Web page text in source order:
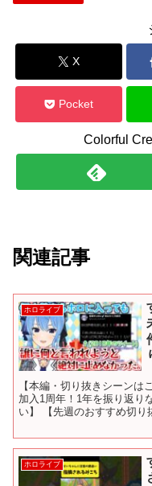
X
Pocket
Colorful
関連記事
ホロライブ
【本編・切り抜きシーン
加入1周年！1年を振り返り
い】 【先週のおすすめ切
ホロライブ